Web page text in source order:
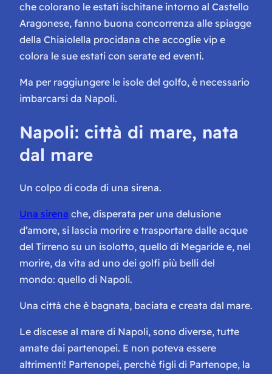
che colorano le estati ischitane intorno al Castello
Aragonese, fanno buona concorrenza alle spiagge
della Chiaiolella procidana che accoglie vip e
colora le sue estati con serate ed eventi.
Ma per raggiungere le isole del golfo, è necessario
imbarcarsi da Napoli.
Napoli: città di mare, nata
dal mare
Un colpo di coda di una sirena.
Una sirena che, disperata per una delusione
d’amore, si lascia morire e trasportare dalle acque
del Tirreno su un isolotto, quello di Megaride e, nel
morire, da vita ad uno dei golfi più belli del
mondo: quello di Napoli.
Una città che è bagnata, baciata e creata dal mare.
Le discese al mare di Napoli, sono diverse, tutte
amate dai partenopei. E non poteva essere
altrimenti! Partenopei, perchè figli di Partenope, la